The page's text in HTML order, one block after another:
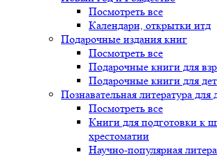
Посмотреть все
Календари, открытки итд
Подарочные издания книг
Посмотреть все
Подарочные книги для
Подарочные книги для
Познавательная литература для
Посмотреть все
Книги для подготовки к
хрестоматии
Научно-популярная